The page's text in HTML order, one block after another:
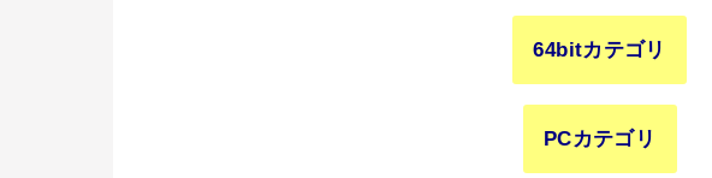
64bitカテゴリ
PCカテゴリ